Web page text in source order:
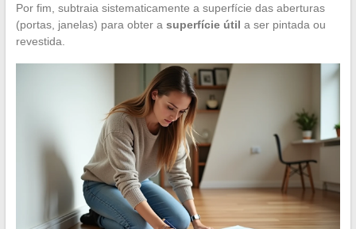
Por fim, subtraia sistematicamente a superfície das aberturas
(portas, janelas) para obter a superfície útil a ser pintada ou
revestida.